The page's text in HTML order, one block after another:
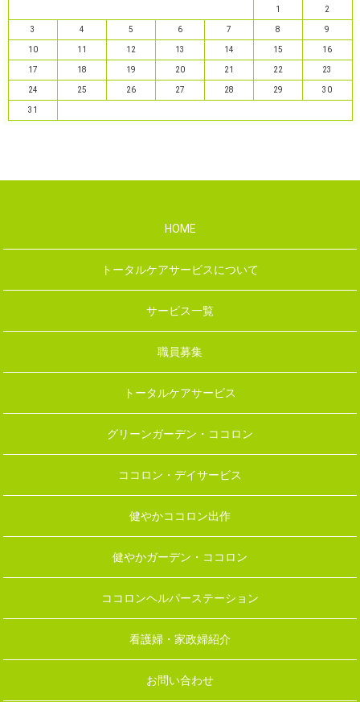
1 2
3 4 5 6 7 8 9
10 11 12 13 14 15 16
17 18 19 20 21 22 23
24 25 26 27 28 29 30
31
HOME
トータルケアサービスについて
サービス一覧
職員募集
トータルケアサービス
グリーンガーデン・ココロン
ココロン・デイサービス
健やかココロン出作
健やかガーデン・ココロン
ココロンヘルパーステーション
看護婦・家政婦紹介
お問い合わせ